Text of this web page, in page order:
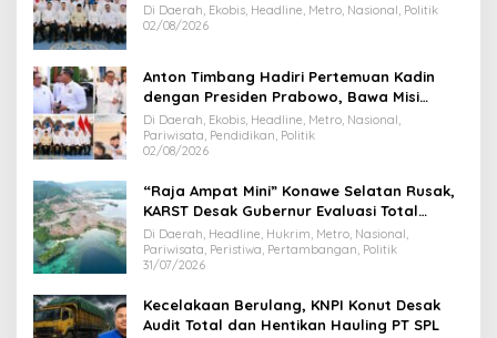
Di Daerah, Ekobis, Headline, Metro, Nasional, Politik
02/08/2026
Anton Timbang Hadiri Pertemuan Kadin
dengan Presiden Prabowo, Bawa Misi
Majukan Ekonomi Sultra
Di Daerah, Ekobis, Headline, Metro, Nasional,
Pariwisata, Pendidikan, Politik
02/08/2026
“Raja Ampat Mini” Konawe Selatan Rusak,
KARST Desak Gubernur Evaluasi Total
Dispar Sultra
Di Daerah, Headline, Hukrim, Metro, Nasional,
Pariwisata, Peristiwa, Pertambangan, Politik
31/07/2026
Kecelakaan Berulang, KNPI Konut Desak
Audit Total dan Hentikan Hauling PT SPL